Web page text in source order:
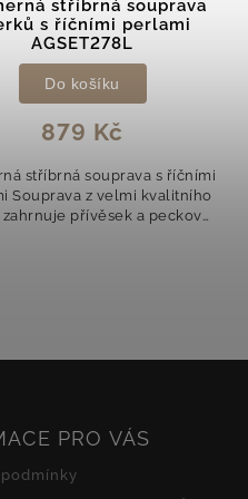
stříbrná souprava
se zirkony AGSET159
Do košíku
obsahuje přívěsek a
náušnice vyrobené z
kvalitního stříbra, které
PRO VÁS